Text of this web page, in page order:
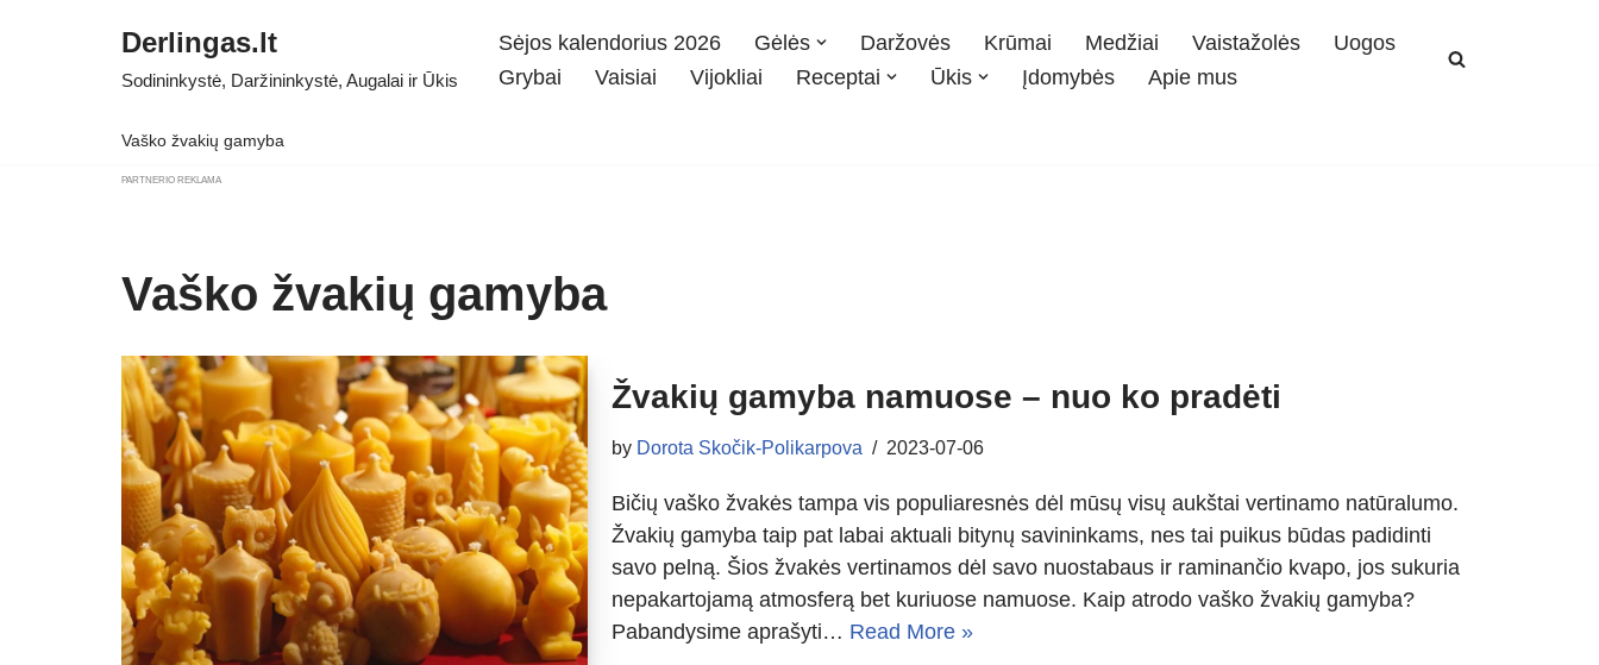
Derlingas.lt
Sodininkystė, Daržininkystė, Augalai ir Ūkis
Sėjos kalendorius 2026 Gėlės Daržovės Krūmai Medžiai Vaistažolės
Uogos
Grybai
Vaisiai Vijokliai Receptai Ūkis Įdomybės Apie mus
Vaško žvakių gamyba
PARTNERIO REKLAMA
Vaško žvakių gamyba
Žvakių gamyba namuose – nuo ko pradėti
by Dorota Skočik-Polikarpova 2023-07-06
Bičių vaško žvakės tampa vis populiaresnės dėl mūsų visų aukštai vertinamo natūralumo.
Žvakių gamyba taip pat labai aktuali bitynų savininkams, nes tai puikus būdas padidinti
savo pelną. Šios žvakės vertinamos dėl savo nuostabaus ir raminančio kvapo, jos sukuria
nepakartojamą atmosferą bet kuriuose namuose. Kaip atrodo vaško žvakių gamyba?
Pabandysime aprašyti… Read More »